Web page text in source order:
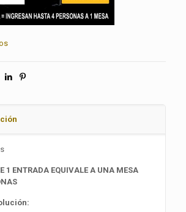
1 ENTRADA EQUIVALE A UNA MESA